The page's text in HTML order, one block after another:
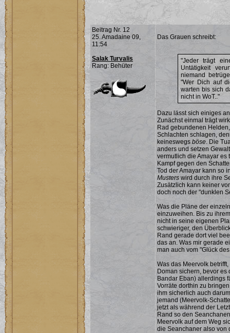
Beitrag Nr. 12
25. Amadaine 09,
11:54
Salak Turvalis
Rang: Behüter
Das Grauen schreibt:
Jeder trägt
Untätigkeit
niemand
"Wer Dich auf
warten bis sich
nicht in WoT..
Dazu lässt sich einiges
Zunächst einmal trägt
Rad gebundenen
Schlachten schlagen,
keineswegs böse. Die
anders und setzen
vermutlich die Amayar es
Kampf gegen den
Tod der Amayar kann so
Musters wird durch ihre
Zusätzlich kann keiner
doch noch der "dunklen
Was die Pläne der
einzuweihen. Bis zu
nicht in seine eigenen
schwieriger, den
Rand gerade dort viel
das an. Was mir gerade
man auch vom "Glück
Was das Meervolk
Doman sichern, bevor
Bandar Eban) allerdings
Vorräte dorthin zu
ihm sicherlich auch
jemand (Meervolk-
jetzt als während der
Rand so den
Meervolk auf dem Weg
die Seanchaner also von